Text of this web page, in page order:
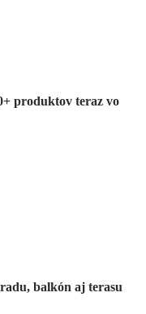
produktov teraz vo
balkón aj terasu